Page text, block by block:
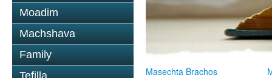
Moadim
Machshava
Family
Tefilla
Masechta Brachos